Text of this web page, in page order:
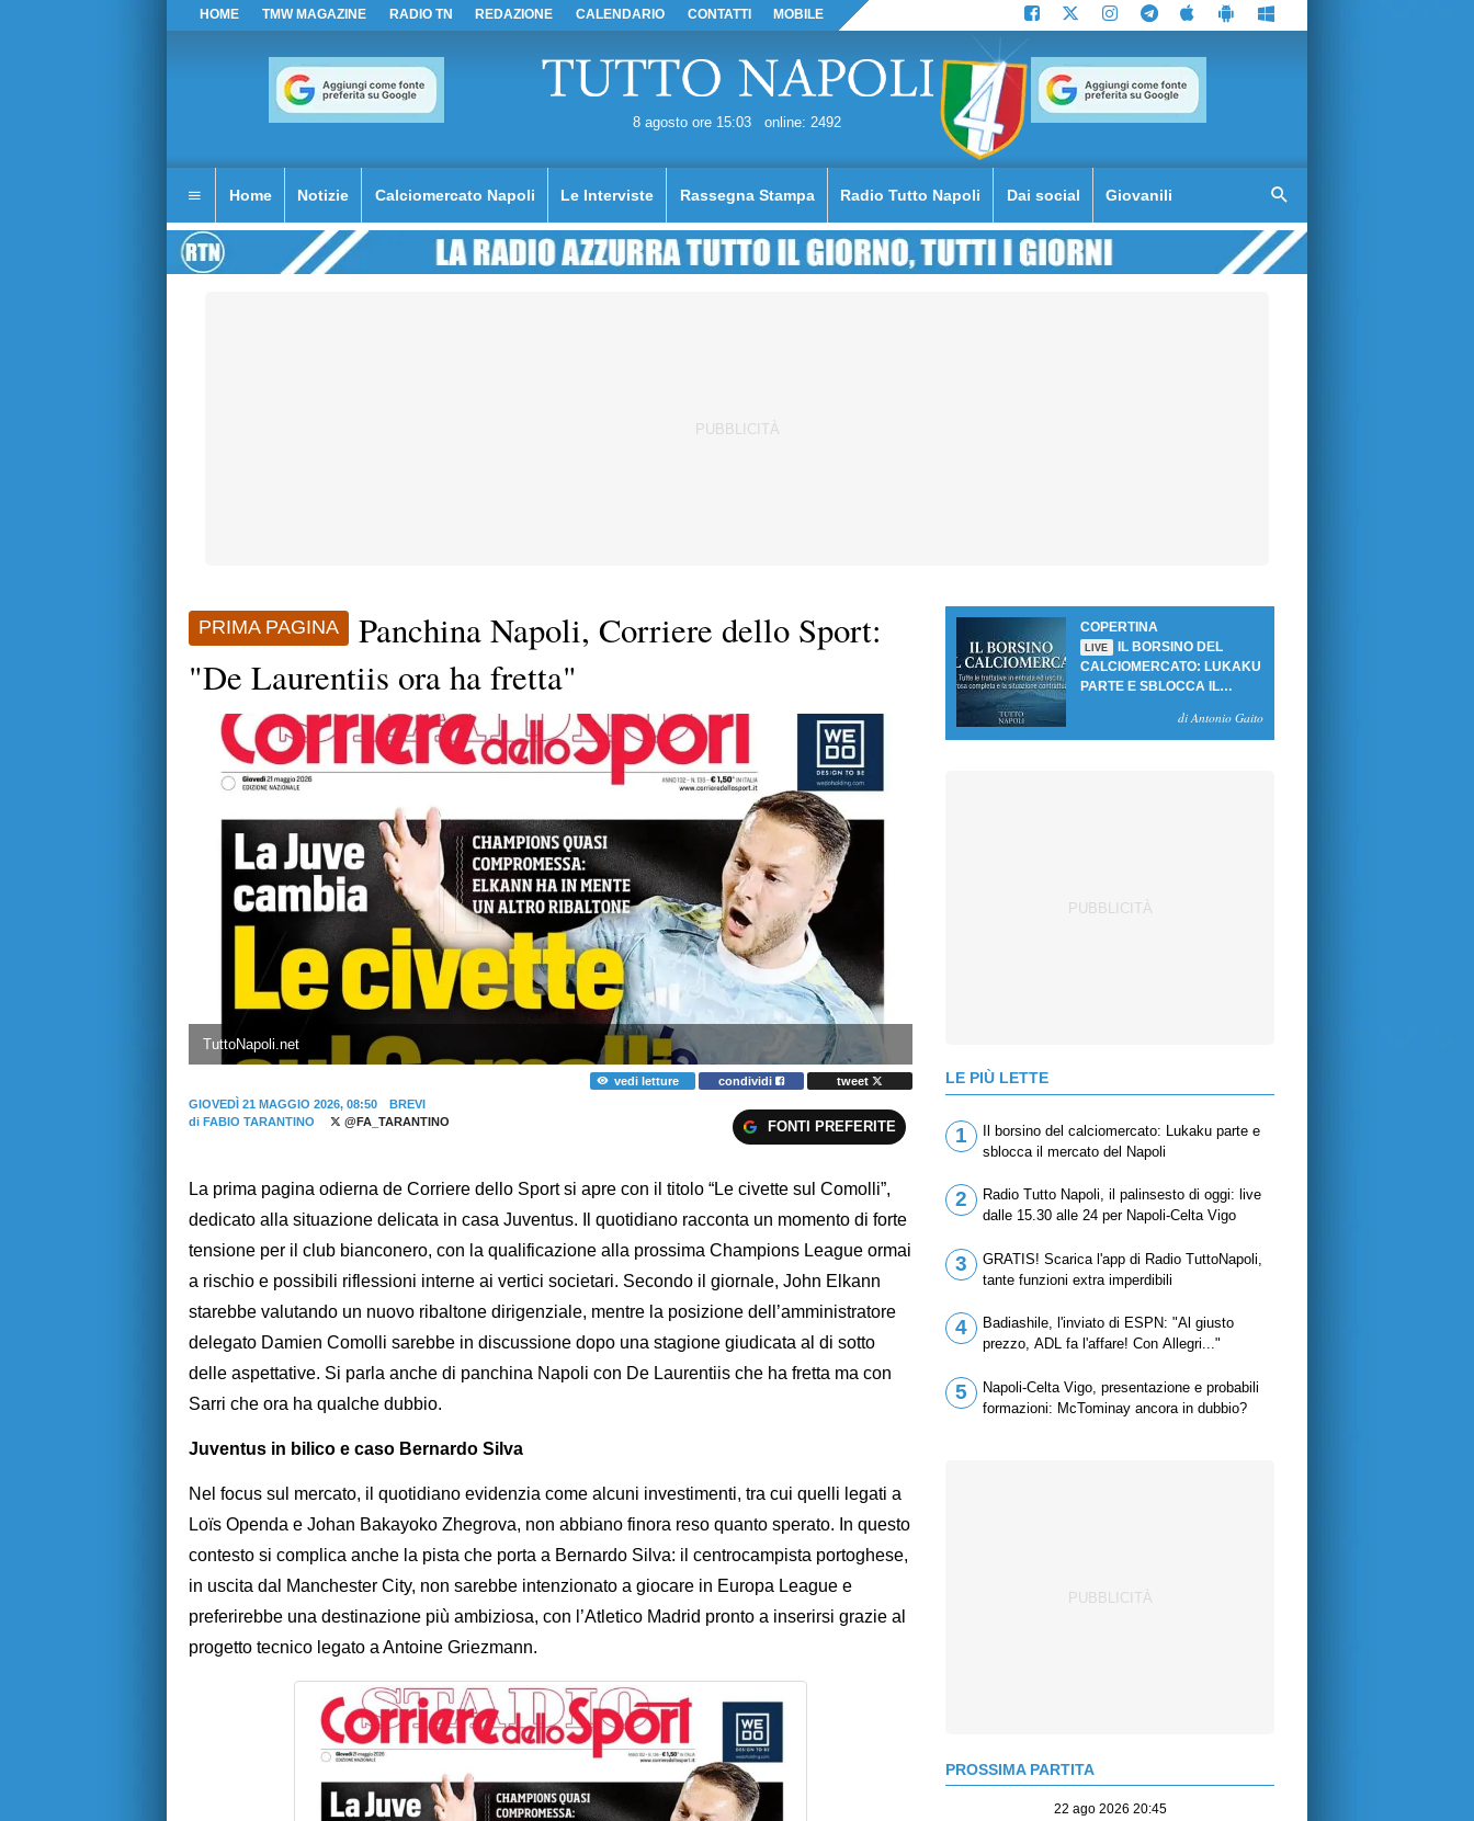
HOME TMW MAGAZINE RADIO TN REDAZIONE CALENDARIO CONTATTI MOBILE
8 agosto ore 15:03 online: 2492
Home Notizie Calciomercato Napoli Le Interviste Rassegna Stampa Radio Tutto Napoli Dai social Giovanili
PRIMA PAGINA
Panchina Napoli, Corriere dello Sport:
"De Laurentiis ora ha fretta"
TuttoNapoli.net
vedi letture condividi
tweet
GIOVEDÌ 21 MAGGIO 2026, 08:50
BREVI
di FABIO TARANTINO @FA_TARANTINO FONTI PREFERITE
La prima pagina odierna de Corriere dello Sport si apre con il titolo “Le civette sul Comolli”,
dedicato alla situazione delicata in casa Juventus. Il quotidiano racconta un momento di forte
tensione per il club bianconero, con la qualificazione alla prossima Champions League ormai
a rischio e possibili riflessioni interne ai vertici societari. Secondo il giornale, John Elkann
starebbe valutando un nuovo ribaltone dirigenziale, mentre la posizione dell’amministratore
delegato Damien Comolli sarebbe in discussione dopo una stagione giudicata al di sotto
delle aspettative. Si parla anche di panchina Napoli con De Laurentiis che ha fretta ma con
Sarri che ora ha qualche dubbio.
Juventus in bilico e caso Bernardo Silva
Nel focus sul mercato, il quotidiano evidenzia come alcuni investimenti, tra cui quelli legati a
Loïs Openda e Johan Bakayoko Zhegrova, non abbiano finora reso quanto sperato. In questo
contesto si complica anche la pista che porta a Bernardo Silva: il centrocampista portoghese,
in uscita dal Manchester City, non sarebbe intenzionato a giocare in Europa League e
preferirebbe una destinazione più ambiziosa, con l’Atletico Madrid pronto a inserirsi grazie al
progetto tecnico legato a Antoine Griezmann.
COPERTINA
LIVE
IL BORSINO DEL
CALCIOMERCATO: LUKAKU
PARTE E SBLOCCA IL
di Antonio Gaito
LE PIÙ LETTE
1
Il borsino del calciomercato: Lukaku parte e
sblocca il mercato del Napoli
2
Radio Tutto Napoli, il palinsesto di oggi: live
dalle 15.30 alle 24 per Napoli-Celta Vigo
3
GRATIS! Scarica l'app di Radio TuttoNapoli,
tante funzioni extra imperdibili
4
Badiashile, l'inviato di ESPN: "Al giusto
prezzo, ADL fa l'affare! Con Allegri..."
5
Napoli-Celta Vigo, presentazione e probabili
formazioni: McTominay ancora in dubbio?
PROSSIMA PARTITA
22 ago 2026 20:45